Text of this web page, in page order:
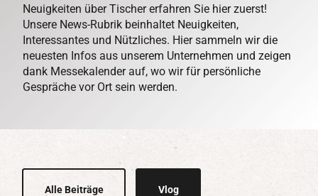
Neuigkeiten über Tischer erfahren Sie hier zuerst!
Unsere News-Rubrik beinhaltet Neuigkeiten,
Interessantes und Nützliches. Hier sammeln wir die
neuesten Infos aus unserem Unternehmen und zeigen
dank Messekalender auf, wo wir für persönliche
Gespräche vor Ort sein werden.
Alle Beiträge Vlog